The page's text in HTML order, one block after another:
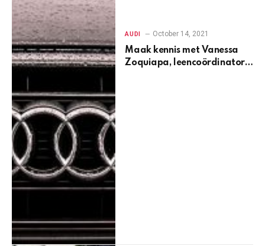
AUDI October 14, 2021
Maak kennis met Vanessa
Zoquiapa, leencoördinator